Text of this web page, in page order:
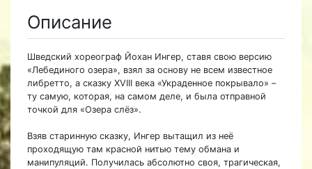
Описание
Шведский хореограф Йохан Ингер, ставя свою версию
«Лебединого озера», взял за основу не всем известное
либретто, а сказку XVIII века «Украденное покрывало» –
ту самую, которая, на самом деле, и была отправной
точкой для «Озера слёз».
Взяв старинную сказку, Ингер вытащил из неё
проходящую там красной нитью тему обмана и
манипуляций. Получилась абсолютно своя, трагическая,